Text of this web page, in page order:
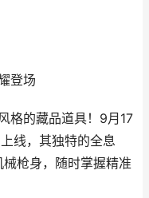
登场
格的藏品道具！9月17
线，其独特的全息
枪身，随时掌握精准